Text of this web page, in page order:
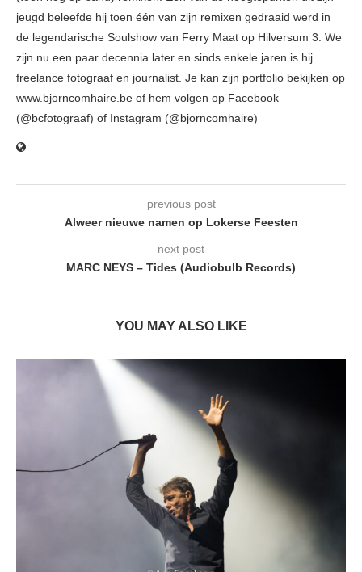
jeugd beleefde hij toen één van zijn remixen gedraaid werd in
de legendarische Soulshow van Ferry Maat op Hilversum 3. We
zijn nu een paar decennia later en sinds enkele jaren is hij
freelance fotograaf en journalist. Je kan zijn portfolio bekijken op
www.bjorncomhaire.be of hem volgen op Facebook
(@bcfotograaf) of Instagram (@bjorncomhaire)
previous post
Alweer nieuwe namen op Lokerse Feesten
next post
MARC NEYS – Tides (Audiobulb Records)
YOU MAY ALSO LIKE